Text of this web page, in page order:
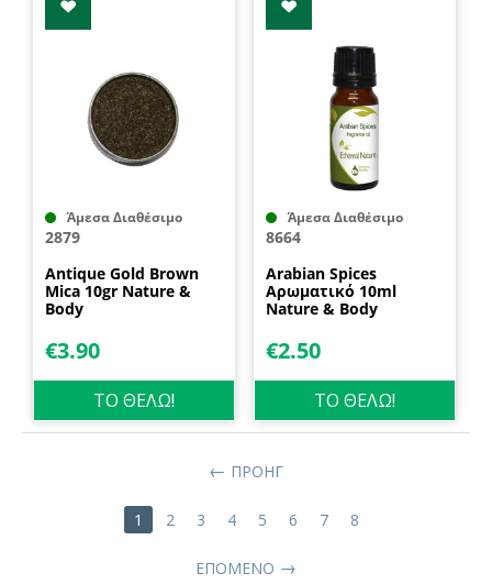
Άμεσα Διαθέσιμο
2879
Antique Gold Brown
Mica 10gr Nature &
Body
€3.90
ΤΟ ΘΕΛΩ!
Άμεσα Διαθέσιμο
8664
Arabian Spices
Αρωματικό 10ml
Nature & Body
€2.50
ΤΟ ΘΕΛΩ!
ΠΡΟΗΓ
1 2 3 4 5 6 7 8
ΕΠΌΜΕΝΟ